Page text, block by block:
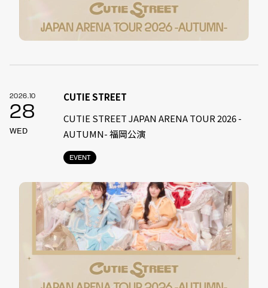
2026.10
28
WED
EVENT
CUTIE STREET
CUTIE STREET JAPAN ARENA TOUR 2026 -
AUTUMN- 福岡公演